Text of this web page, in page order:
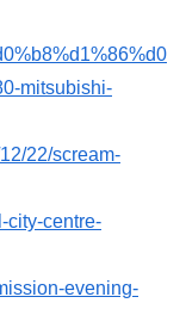
mitsubishi-
22/scream-
city-centre-
evening-